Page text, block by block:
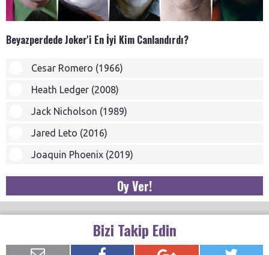
Beyazperdede Joker'i En İyi Kim Canlandırdı?
Cesar Romero (1966)
Heath Ledger (2008)
Jack Nicholson (1989)
Jared Leto (2016)
Joaquin Phoenix (2019)
Oy Ver!
Bizi Takip Edin